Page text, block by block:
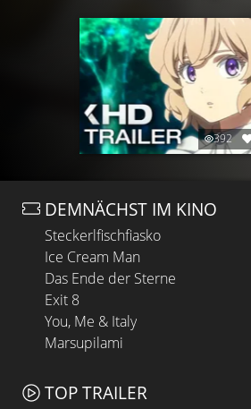
392
DEMNÄCHST IM KINO
Steckerlfischfiasko
Ice Cream Man
Das Ende der Sterne
Exit 8
You, Me & Italy
Marsupilami
TOP TRAILER